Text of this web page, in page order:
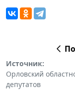
Источник:
Орловский
депутатов